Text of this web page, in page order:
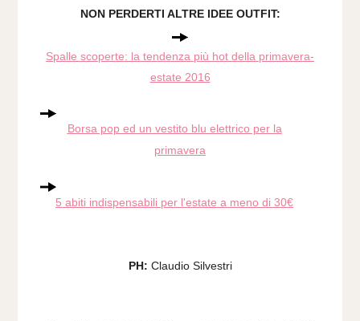
NON PERDERTI ALTRE IDEE OUTFIT:
Spalle scoperte: la tendenza più hot della primavera-
estate 2016
Borsa pop ed un vestito blu elettrico per la
primavera
5 abiti indispensabili per l'estate a meno di 30€
PH: Claudio Silvestri